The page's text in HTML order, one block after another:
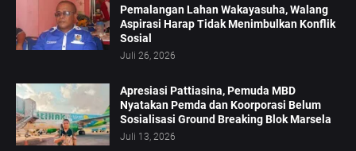
Pemalangan Lahan Wakayasuha, Walang
Aspirasi Harap Tidak Menimbulkan Konflik
Sosial
Juli 26, 2026
Apresiasi Pattiasina, Pemuda MBD
Nyatakan Pemda dan Koorporasi Belum
Sosialisasi Ground Breaking Blok Marsela
Juli 13, 2026